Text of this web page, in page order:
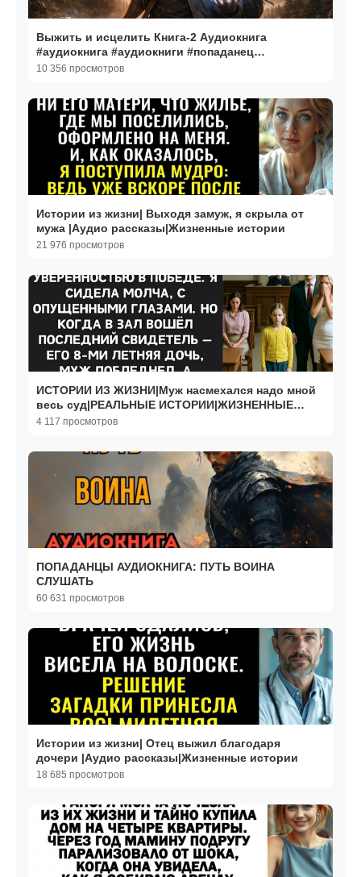
Выжить и исцелить Книга-2 Аудиокнига
#аудиокнига #аудиокниги #попаданец
#попаданцы
10 356 просмотров
Истории из жизни| Выходя замуж, я скрыла от
мужа |Аудио рассказы|Жизненные истории
21 976 просмотров
ИСТОРИИ ИЗ ЖИЗНИ|Муж насмехался надо мной
весь суд|РЕАЛЬНЫЕ ИСТОРИИ|ЖИЗНЕННЫЕ
ИСТОРИИ
4 117 просмотров
ПОПАДАНЦЫ АУДИОКНИГА: ПУТЬ ВОИНА
СЛУШАТЬ
60 631 просмотров
Истории из жизни| Отец выжил благодаря
дочери |Аудио рассказы|Жизненные истории
18 685 просмотров